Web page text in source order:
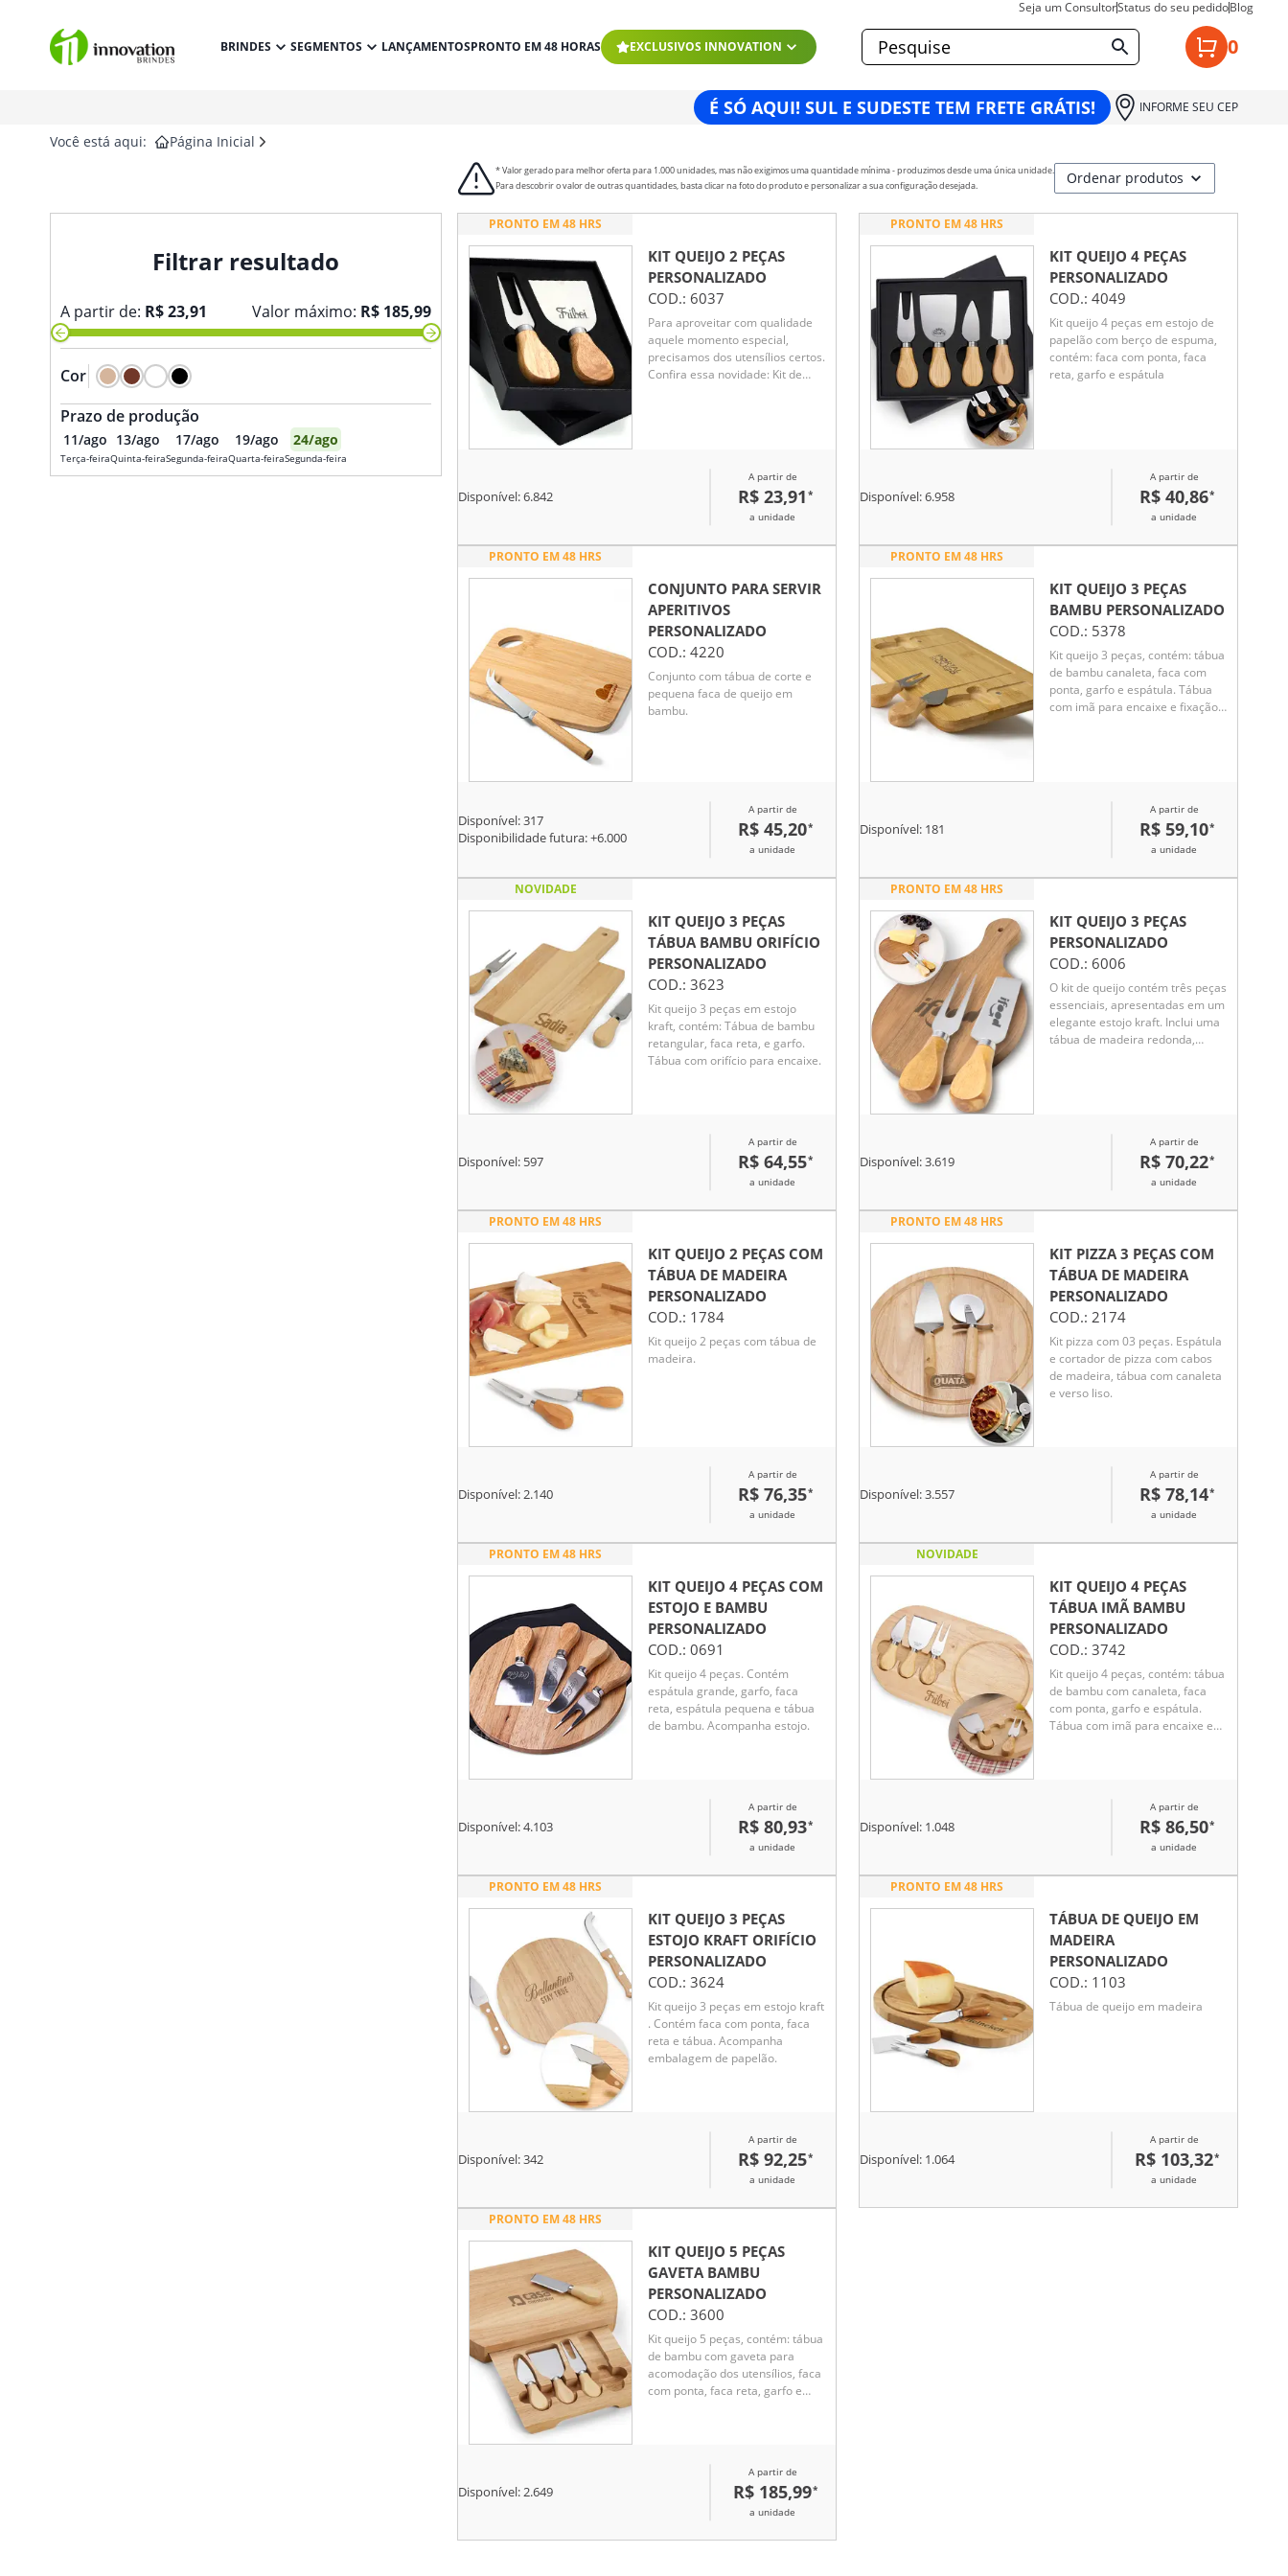
Seja um ConsultorStatus do seu pedidoBlog
BRINDES SEGMENTOS LANÇAMENTOSPRONTO EM 48 HORAS EXCLUSIVOS INNOVATION 0
É SÓ AQUI! SUL E SUDESTE TEM FRETE GRÁTIS! INFORME SEU CEP
Você está aqui: Página Inicial
* Valor gerado para melhor oferta para 1.000 unidades, mas não exigimos uma quantidade mínima - produzimos desde uma única unidade.
Para descobrir o valor de outras quantidades, basta clicar na foto do produto e personalizar a sua configuração desejada.
Filtrar resultado
A partir de: R$ 23,91 Valor máximo: R$ 185,99
Cor
Prazo de produção
11/ago
Terça-feira
13/ago
Quinta-feira
17/ago
Segunda-feira
19/ago
Quarta-feira
24/ago
Segunda-feira
PRONTO EM 48 HRS
KIT QUEIJO 2 PEÇAS
PERSONALIZADO
COD.: 6037
Para aproveitar com qualidade
aquele momento especial,
precisamos dos utensílios certos.
Confira essa novidade: Kit de
Disponível:6.842
A partir de
R$ 23,91 *
a unidade
PRONTO EM 48 HRS
KIT QUEIJO 4 PEÇAS
PERSONALIZADO
COD.: 4049
Kit queijo 4 peças em estojo de
papelão com berço de espuma,
contém: faca com ponta, faca
reta, garfo e espátula
Disponível:6.958
A partir de
R$ 40,86*
a unidade
PRONTO EM 48 HRS
CONJUNTO PARA SERVIR
APERITIVOS
PERSONALIZADO
COD.: 4220
Conjunto com tábua de corte e
pequena faca de queijo em
bambu.
Disponível:317
Disponibilidade futura: +6.000
A partir de
R$ 45,20*
a unidade
PRONTO EM 48 HRS
KIT QUEIJO 3 PEÇAS
BAMBU PERSONALIZADO
COD.: 5378
Kit queijo 3 peças, contém: tábua
de bambu canaleta, faca com
ponta, garfo e espátula. Tábua
com imã para encaixe e fixação
Disponível: 181
A partir de
R$ 59,10*
a unidade
NOVIDADE
KIT QUEIJO 3 PEÇAS
TÁBUA BAMBU ORIFÍCIO
PERSONALIZADO
COD.: 3623
Kit queijo 3 peças em estojo
kraft, contém: Tábua de bambu
retangular, faca reta, e garfo.
Tábua com orifício para encaixe.
Disponível: 597
A partir de
R$ 64,55*
a unidade
PRONTO EM 48 HRS
KIT QUEIJO 3 PEÇAS
PERSONALIZADO
COD.: 6006
O kit de queijo contém três peças
essenciais, apresentadas em um
elegante estojo kraft. Inclui uma
tábua de madeira redonda,
degustação de queijos com
praticidade e estilo.
Disponível:3.619
A partir de
R$ 70,22*
a unidade
PRONTO EM 48 HRS
KIT QUEIJO 2 PEÇAS COM
TÁBUA DE MADEIRA
PERSONALIZADO
COD.: 1784
Kit queijo 2 peças com tábua de
madeira.
Disponível:2.140
A partir de
R$ 76,35*
a unidade
PRONTO EM 48 HRS
KIT PIZZA 3 PEÇAS COM
TÁBUA DE MADEIRA
PERSONALIZADO
COD.: 2174
Kit pizza com 03 peças. Espátula
e cortador de pizza com cabos
de madeira, tábua com canaleta
e verso liso.
Disponível:3.557
A partir de
R$ 78,14*
a unidade
PRONTO EM 48 HRS
KIT QUEIJO 4 PEÇAS COM
ESTOJO E BAMBU
PERSONALIZADO
COD.: 0691
Kit queijo 4 peças. Contém
espátula grande, garfo, faca
reta, espátula pequena e tábua
de bambu. Acompanha estojo.
Disponível:4.103
A partir de
R$ 80,93*
a unidade
NOVIDADE
KIT QUEIJO 4 PEÇAS
TÁBUA IMÃ BAMBU
PERSONALIZADO
COD.: 3742
Kit queijo 4 peças, contém: tábua
de bambu com canaleta, faca
com ponta, garfo e espátula.
Tábua com imã para encaixe e
Disponível: 1.048
A partir de
R$ 86,50*
a unidade
PRONTO EM 48 HRS
KIT QUEIJO 3 PEÇAS
ESTOJO KRAFT ORIFÍCIO
PERSONALIZADO
COD.: 3624
Kit queijo 3 peças em estojo kraft
. Contém faca com ponta, faca
reta e tábua. Acompanha
embalagem de papelão.
Disponível:342
A partir de
R$ 92,25*
a unidade
PRONTO EM 48 HRS
TÁBUA DE QUEIJO EM
MADEIRA
PERSONALIZADO
COD.: 1103
Tábua de queijo em madeira
Disponível: 1.064
A partir de
R$ 103,32*
a unidade
PRONTO EM 48 HRS
KIT QUEIJO 5 PEÇAS
GAVETA BAMBU
PERSONALIZADO
COD.: 3600
Kit queijo 5 peças, contém: tábua
de bambu com gaveta para
acomodação dos utensílios, faca
com ponta, faca reta, garfo e
Disponível:2.649
A partir de
R$ 185,99*
a unidade